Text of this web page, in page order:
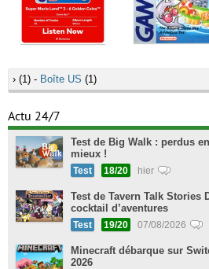
› (1) - Boîte US (1)
Actu 24/7
Test de Big Walk : perdus
mieux !
Test 18/20 hier
Test de Tavern Talk Stories
cocktail d’aventures
Test 19/20 07/08/2026
Minecraft débarque sur
2026